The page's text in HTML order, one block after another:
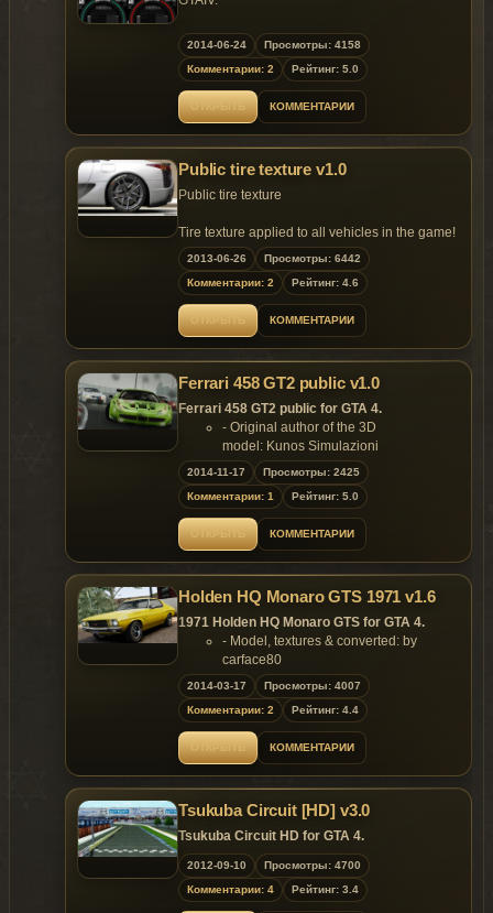
- Bridgestone Battlax Hard
- Bridgestone Battlax Medium
- Bridgestone Battlax Soft
- Bridgestone Battlax Extrasoft
- Dunlop
- Dunlop Moto2
- Dunlop NTEC 1
- Dunlop NTEC 2
- Pirelli Diablo
These 10 textures are available in 3 versions.
Slick profile, rain profile and gta4 profile.
The normals for all versions are included.
2014-06-24
Просмотры: 4158
Комментарии: 2
Рейтинг: 5.0
ОТКРЫТЬ КОММЕНТАРИИ
Public tire texture v1.0
Public tire texture
Tire texture applied to all vehicles in the game!
6 kinds of styles optional
Installation Method: Readme
I hope you 'll like it!
Replaces: vehshare.wtd
2013-06-26
Просмотры: 6442
Комментарии: 2
Рейтинг: 4.6
ОТКРЫТЬ КОММЕНТАРИИ
Ferrari 458 GT2 public v1.0
Ferrari 458 GT2 public for GTA 4.
- Original author of the 3D
model: Kunos Simulazioni
- Converted to GTA4 by: ToneBee
- Author Email: tonebee@live.com
Features:
- Model support all features of the
game.
Replaces: any car
2014-11-17
Просмотры: 2425
Комментарии: 1
Рейтинг: 5.0
ОТКРЫТЬ КОММЕНТАРИИ
Holden HQ Monaro GTS 1971 v1.6
1971 Holden HQ Monaro GTS for GTA 4.
- Model, textures & converted: by
carface80
Features of model:
- Model support all features of the
game;
- Made from scratch;
- Authentic details;
- High quality 3D model with low poly
LOD1 model;
- Detailed interior and engine bay;
- High quality textures;
- Functional turn indicators from the
instrument clusters;
- Illuminated instrument gauges.
2014-03-17
Просмотры: 4007
Комментарии: 2
Рейтинг: 4.4
ОТКРЫТЬ КОММЕНТАРИИ
Tsukuba Circuit [HD] v3.0
Tsukuba Circuit HD for GTA 4.
2012-09-10
Просмотры: 4700
Комментарии: 4
Рейтинг: 3.4